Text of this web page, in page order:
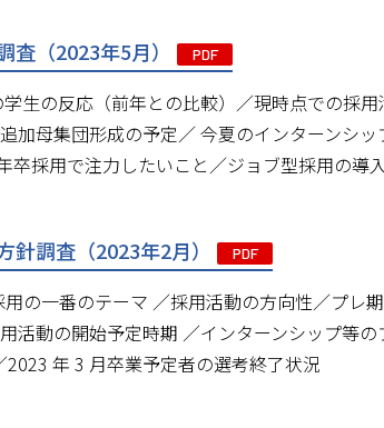
（2023年5月） PDF
生の反応（前年との比較）／現時点での採
加母集団形成の予定／ 今夏のインターンシ
採用で注力したいこと／ジョブ型採用の導
調査（2023年2月） PDF
の一番のテーマ ／採用活動の方向性／プレ
活動の開始予定時期 ／インターンシップ等
年 3 月卒業予定者の選考終了状況